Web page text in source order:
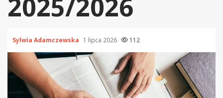
2025/2026
Sylwia Adamczewska 1 lipca 2026 112